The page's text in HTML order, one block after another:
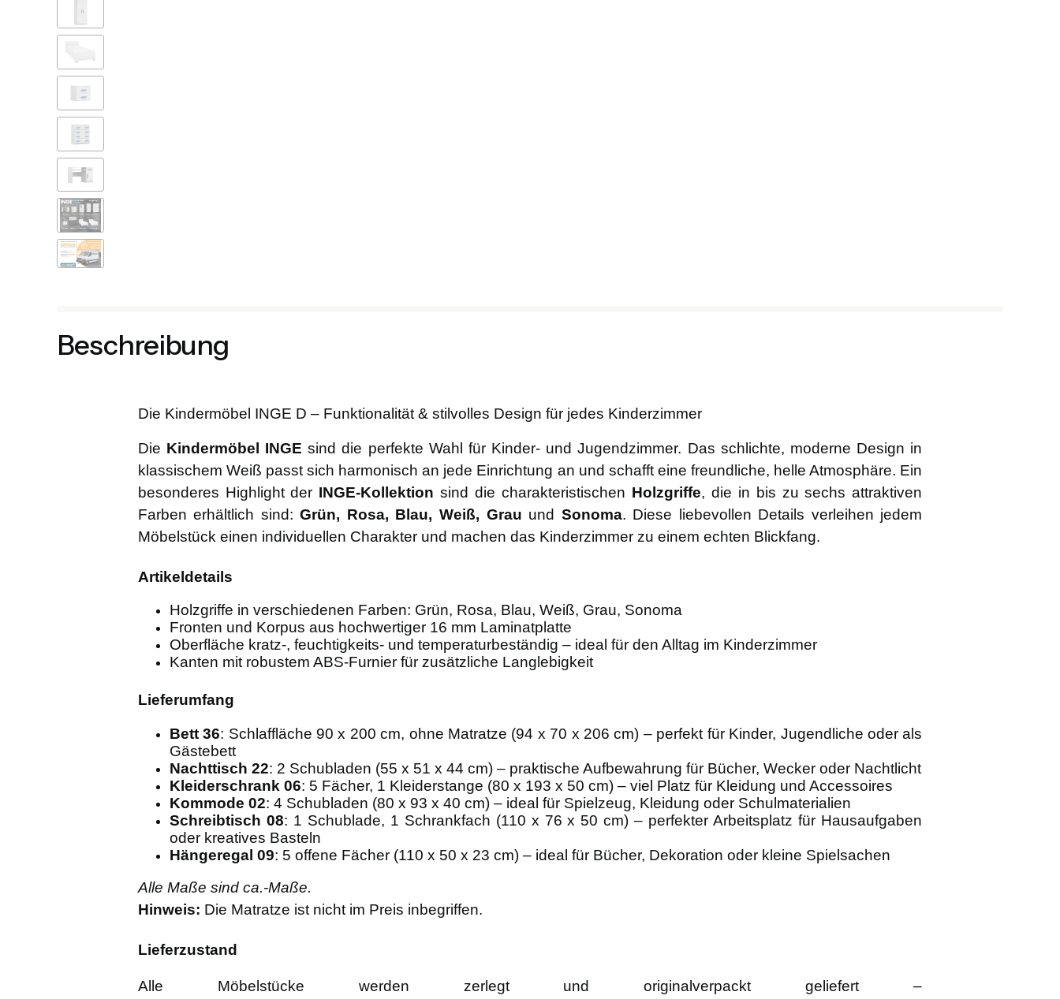
Beschreibung
Die Kindermöbel INGE D – Funktionalität & stilvolles Design für jedes Kinderzimmer
Die Kindermöbel INGE sind die perfekte Wahl für Kinder- und Jugendzimmer. Das schlichte, moderne Design in
klassischem Weiß passt sich harmonisch an jede Einrichtung an und schafft eine freundliche, helle Atmosphäre. Ein
besonderes Highlight der INGE-Kollektion sind die charakteristischen Holzgriffe, die in bis zu sechs attraktiven
Farben erhältlich sind:Grün, Rosa, Blau, Weiß, Grau und Sonoma. Diese liebevollen Details verleihen jedem
Möbelstück einen individuellen Charakter und machen das Kinderzimmer zu einem echten Blickfang.
Artikeldetails
Holzgriffe in verschiedenen Farben: Grün, Rosa, Blau, Weiß, Grau, Sonoma
Fronten und Korpus aus hochwertiger 16 mm Laminatplatte
Oberfläche kratz-, feuchtigkeits- und temperaturbeständig – ideal für den Alltag im Kinderzimmer
Kanten mit robustem ABS-Furnier für zusätzliche Langlebigkeit
Lieferumfang
Bett 36: Schlaffläche 90 x 200 cm, ohne Matratze (94 x 70 x 206 cm) – perfekt für Kinder, Jugendliche oder als
Gästebett
Nachttisch 22: 2 Schubladen (55 x 51 x 44 cm) – praktische Aufbewahrung für Bücher, Wecker oder Nachtlicht
Kleiderschrank 06: 5 Fächer, 1 Kleiderstange (80 x 193 x 50 cm) – viel Platz für Kleidung und Accessoires
Kommode 02: 4 Schubladen (80 x 93 x 40 cm) – ideal für Spielzeug, Kleidung oder Schulmaterialien
Schreibtisch 08: 1 Schublade, 1 Schrankfach (110 x 76 x 50 cm) – perfekter Arbeitsplatz für Hausaufgaben
oder kreatives Basteln
Hängeregal 09: 5 offene Fächer (110 x 50 x 23 cm) – ideal für Bücher, Dekoration oder kleine Spielsachen
Alle Maße sind ca.-Maße.
Hinweis: Die Matratze ist nicht im Preis inbegriffen.
Lieferzustand
Alle Möbelstücke werden zerlegt und originalverpackt geliefert –